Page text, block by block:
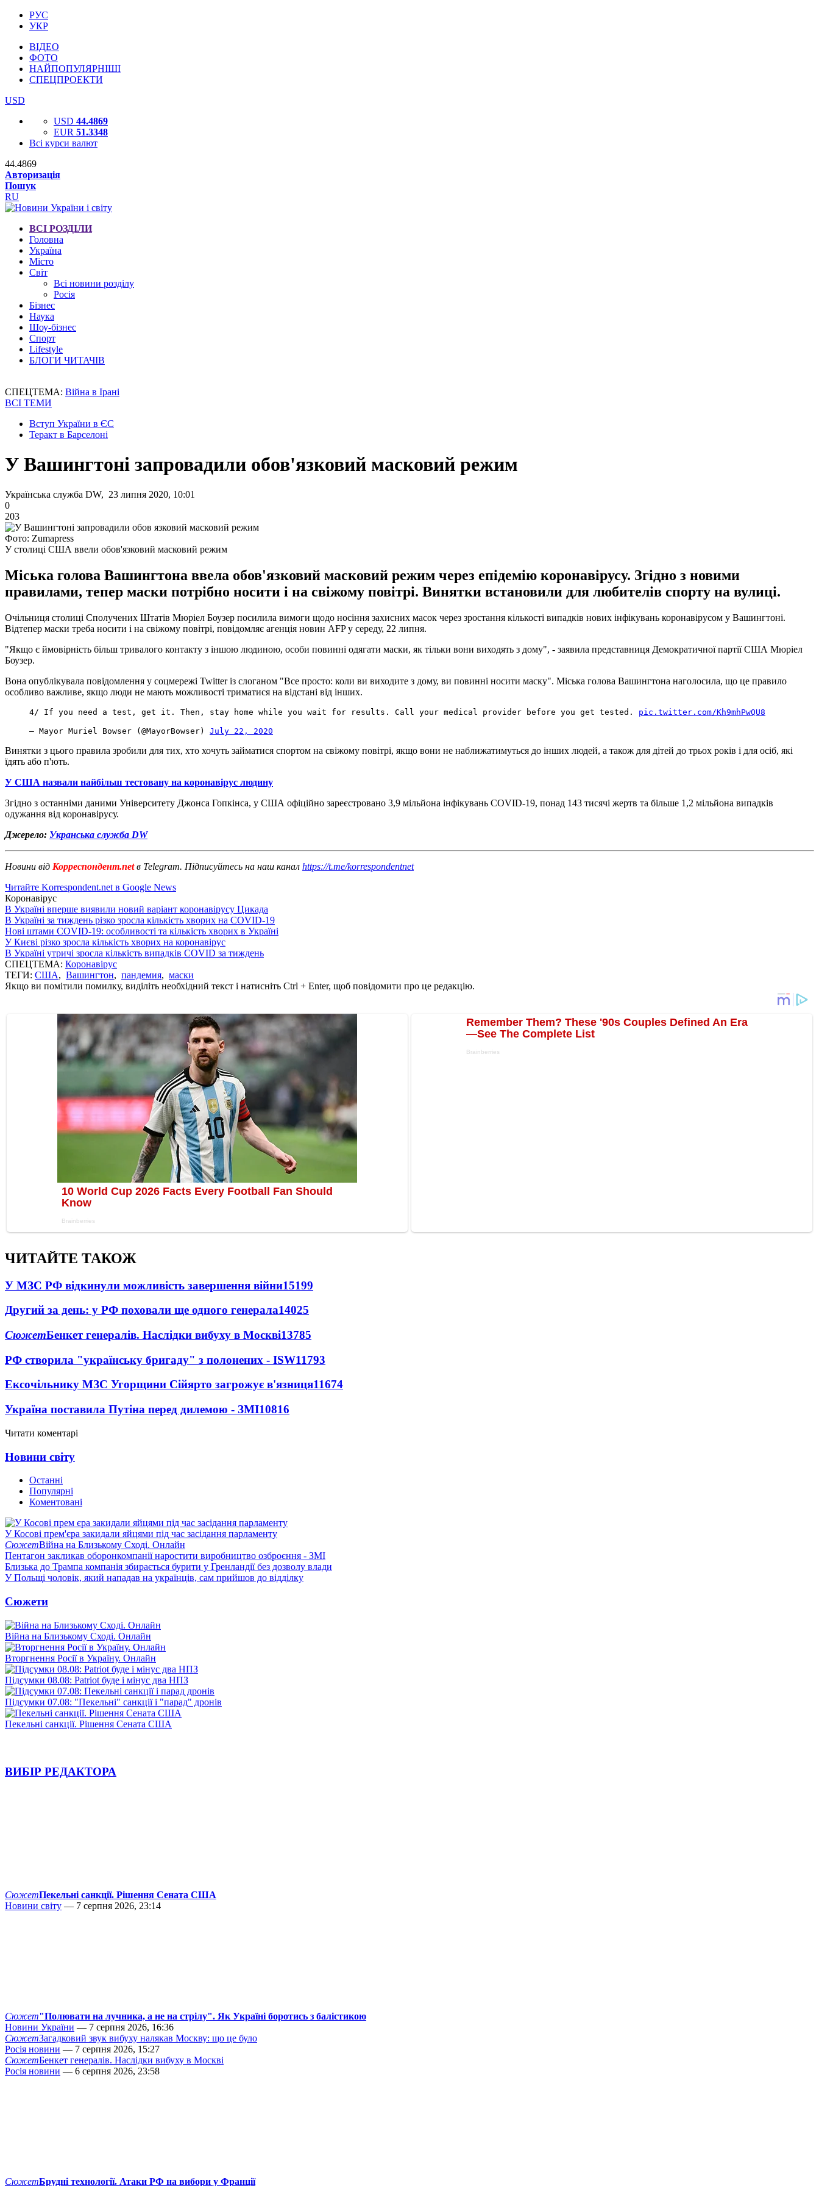
РУС
УКР
ВІДЕО
ФОТО
НАЙПОПУЛЯРНІШІ
СПЕЦПРОЕКТИ
USD
USD 44.4869
EUR 51.3348
Всі курси валют
44.4869
Авторизація
Пошук
RU
ВСІ РОЗДІЛИ
Головна
Україна
Місто
Світ
Всі новини розділу
Росія
Бізнес
Наука
Шоу-бізнес
Спорт
Lifestyle
БЛОГИ ЧИТАЧІВ
СПЕЦТЕМА: Війна в Ірані
ВСІ ТЕМИ
Вступ України в ЄС
Теракт в Барселоні
У Вашингтоні запровадили обов'язковий масковий режим
Українська служба DW, 23 липня 2020, 10:01
0
203
Фото: Zumapress
У столиці США ввели обов'язковий масковий режим
Міська голова Вашингтона ввела обов'язковий масковий режим через епідемію коронавірусу. Згідно з новими
правилами, тепер маски потрібно носити і на свіжому повітрі. Винятки встановили для любителів спорту на вулиці.
Очільниця столиці Сполучених Штатів Мюріел Боузер посилила вимоги щодо носіння захисних масок через зростання кількості випадків нових інфікувань коронавірусом у Вашингтоні.
Відтепер маски треба носити і на свіжому повітрі, повідомляє агенція новин AFP у середу, 22 липня.
"Якщо є ймовірність більш тривалого контакту з іншою людиною, особи повинні одягати маски, як тільки вони виходять з дому", - заявила представниця Демократичної партії США Мюріел
Боузер.
Вона опублікувала повідомлення у соцмережі Twitter із слоганом "Все просто: коли ви виходите з дому, ви повинні носити маску". Міська голова Вашингтона наголосила, що це правило
особливо важливе, якщо люди не мають можливості триматися на відстані від інших.
4/ If you need a test, get it. Then, stay home while you wait for results. Call your medical provider before you get tested. pic.twitter.com/Kh9mhPwQU8
— Mayor Muriel Bowser (@MayorBowser) July 22, 2020
Винятки з цього правила зробили для тих, хто хочуть займатися спортом на свіжому повітрі, якщо вони не наближатимуться до інших людей, а також для дітей до трьох років і для осіб, які
їдять або п'ють.
У США назвали найбільш тестовану на коронавірус людину
Згідно з останніми даними Університету Джонса Гопкінса, у США офіційно зареєстровано 3,9 мільйона інфікувань COVID-19, понад 143 тисячі жертв та більше 1,2 мільйона випадків
одужання від коронавірусу.
Джерело: Укранська служба DW
Новини від Корреспондент.netв Telegram. Підписуйтесь на наш канал https://t.me/korrespondentnet
Читайте Korrespondent.net в Google News
Коронавірус
В Україні вперше виявили новий варіант коронавірусу Цикада
В Україні за тиждень різко зросла кількість хворих на COVID-19
Нові штами COVID-19: особливості та кількість хворих в Україні
У Києві різко зросла кількість хворих на коронавірус
В Україні утричі зросла кількість випадків COVID за тиждень
СПЕЦТЕМА: Коронавірус
ТЕГИ: США, Вашингтон, пандемия, маски
Якщо ви помітили помилку, виділіть необхідний текст і натисніть Ctrl + Enter, щоб повідомити про це редакцію.
ЧИТАЙТЕ ТАКОЖ
У МЗС РФ відкинули можливість завершення війни15199
Другий за день: у РФ поховали ще одного генерала14025
СюжетБенкет генералів. Наслідки вибуху в Москві13785
РФ створила "українську бригаду" з полонених - ISW11793
Ексочільнику МЗС Угорщини Сійярто загрожує в'язниця11674
Україна поставила Путіна перед дилемою - ЗМІ10816
Читати коментарі
Новини світу
Останні
Популярні
Коментовані
У Косові прем'єра закидали яйцями під час засідання парламенту
СюжетВійна на Близькому Сході. Онлайн
Пентагон закликав оборонкомпанії наростити виробництво озброєння - ЗМІ
Близька до Трампа компанія збирається бурити у Гренландії без дозволу влади
У Польщі чоловік, який нападав на українців, сам прийшов до відділку
Сюжети
Війна на Близькому Сході. Онлайн
Вторгнення Росії в Україну. Онлайн
Підсумки 08.08: Patriot буде і мінус два НПЗ
Підсумки 07.08: "Пекельні" санкції і "парад" дронів
Пекельні санкції. Рішення Сената США
ВИБІР РЕДАКТОРА
СюжетПекельні санкції. Рішення Сената США
Новини світу — 7 серпня 2026, 23:14
Сюжет"Полювати на лучника, а не на стрілу". Як Україні боротись з балістикою
Новини України — 7 серпня 2026, 16:36
СюжетЗагадковий звук вибуху налякав Москву: що це було
Росія новини — 7 серпня 2026, 15:27
СюжетБенкет генералів. Наслідки вибуху в Москві
Росія новини — 6 серпня 2026, 23:58
СюжетБрудні технології. Атаки РФ на вибори у Франції